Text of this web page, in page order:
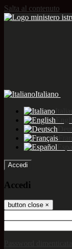
Salta al contenuto
Italiano
Accedi
Accedi
button close ×